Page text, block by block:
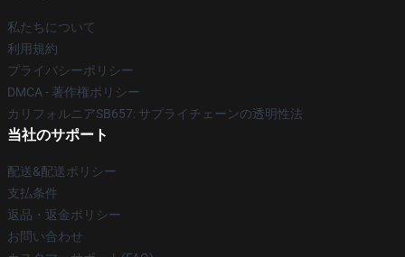
私たちについて
利用規約
プライバシーポリシー
DMCA - 著作権ポリシー
カリフォルニアSB657: サプライチェーンの透明性法
当社のサポート
配送&配送ポリシー
支払条件
返品・返金ポリシー
お問い合わせ